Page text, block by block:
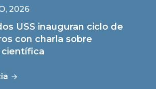
2026
USS inauguran ciclo de
con charla sobre